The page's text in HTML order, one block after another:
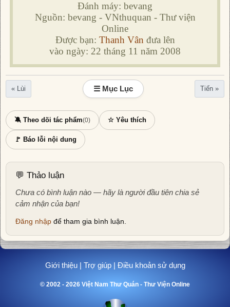
Đánh máy: bevang
Nguồn: bevang - VNthuquan - Thư viện
Online
Được bạn: Thanh Vân đưa lên
vào ngày: 22 tháng 11 năm 2008
« Lùi ☰ Mục Lục Tiến »
🔕 Theo dõi tác phẩm(0) ☆ Yêu thích
🚩 Báo lỗi nội dung
💬 Thảo luận
Chưa có bình luận nào — hãy là người đầu tiên chia sẻ
cảm nhận của bạn!
Đăng nhập để tham gia bình luận.
Giới thiệu| Trợ giúp| Điều khoản sử dụng
© 2002 - 2026 Việt Nam Thư Quán - Thư Viện Online